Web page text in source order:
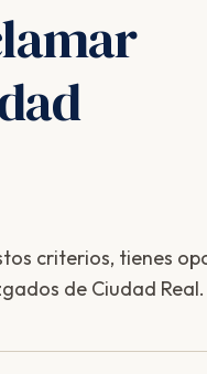
criterios, tienes
de Ciudad Real.